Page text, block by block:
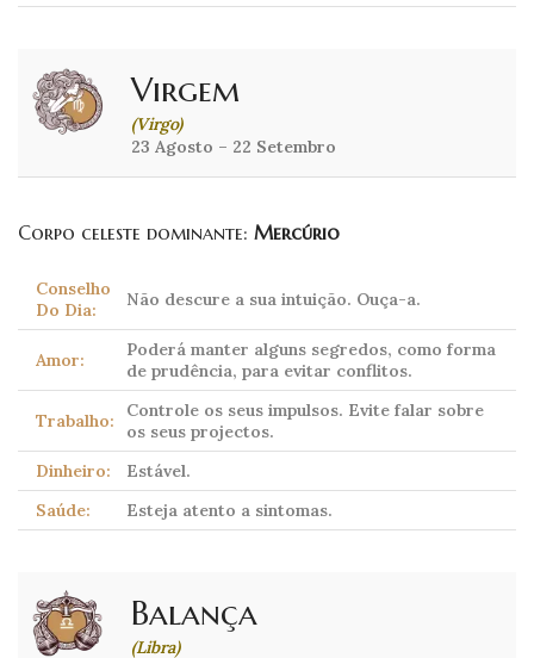
Virgem
(Virgo)
23 Agosto – 22 Setembro
Corpo celeste dominante: Mercúrio
Conselho
Do Dia:
Não descure a sua intuição. Ouça-a.
Amor:
Poderá manter alguns segredos, como forma
de prudência, para evitar conflitos.
Trabalho:
Controle os seus impulsos. Evite falar sobre
os seus projectos.
Dinheiro:
Estável.
Saúde:
Esteja atento a sintomas.
Balança
(Libra)